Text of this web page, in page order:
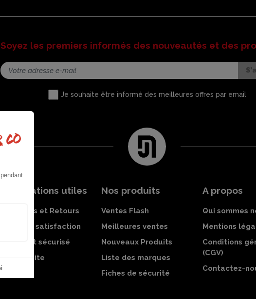
Soyez les premiers informés des nouveautés et des
Je souhaite être informé des meilleures offres par email
Informations utiles
Livraisons et Retours
Garantie satisfaction
Paiement sécurisé
Plan du site
Nos produits
Ventes Flash
Meilleures ventes
Nouveaux Produits
Liste des marques
Fiches de sécurité
A propos
Qui sommes
Mentions
Conditions
(CGV)
Contactez-